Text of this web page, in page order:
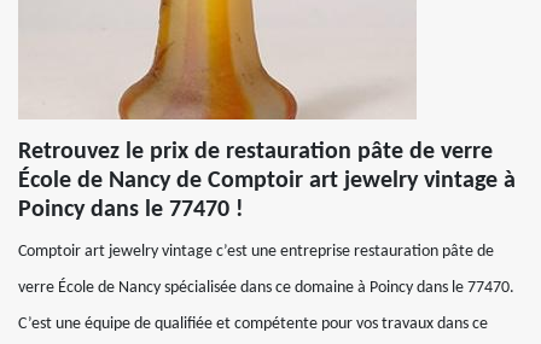
Retrouvez le prix de restauration pâte de verre
École de Nancy de Comptoir art jewelry vintage à
Poincy dans le 77470 !
Comptoir art jewelry vintage c’est une entreprise restauration pâte de
verre École de Nancy spécialisée dans ce domaine à Poincy dans le 77470.
C’est une équipe de qualifiée et compétente pour vos travaux dans ce